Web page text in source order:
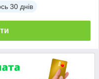
30 днів